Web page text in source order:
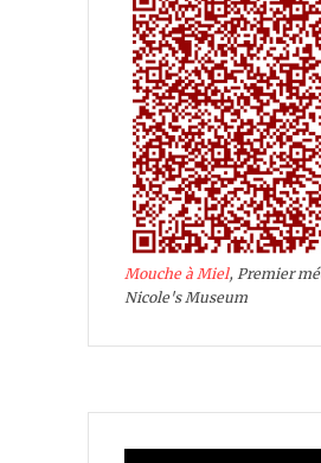
Mouche à Miel, Premier
Nicole's Museum